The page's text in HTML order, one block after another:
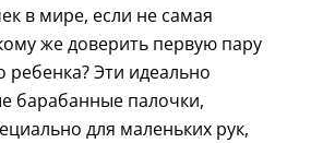
в мире, если не самая
же доверить первую пару
ребенка? Эти идеально
барабанные палочки,
для маленьких рук,